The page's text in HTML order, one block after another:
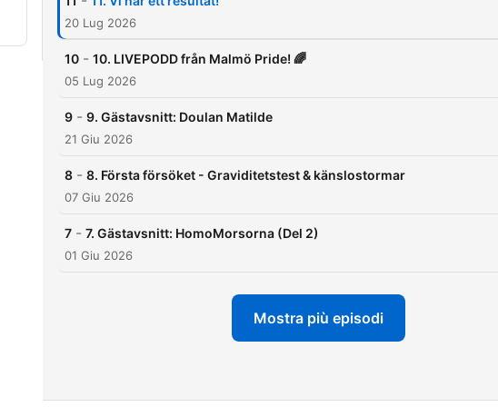
20 Lug 2026
10 - 10. LIVEPODD från Malmö Pride! 🌈
05 Lug 2026
9 - 9. Gästavsnitt: Doulan Matilde
21 Giu 2026
8 - 8. Första försöket - Graviditetstest & känslostormar
07 Giu 2026
7 - 7. Gästavsnitt: HomoMorsorna (Del 2)
01 Giu 2026
Mostra più episodi